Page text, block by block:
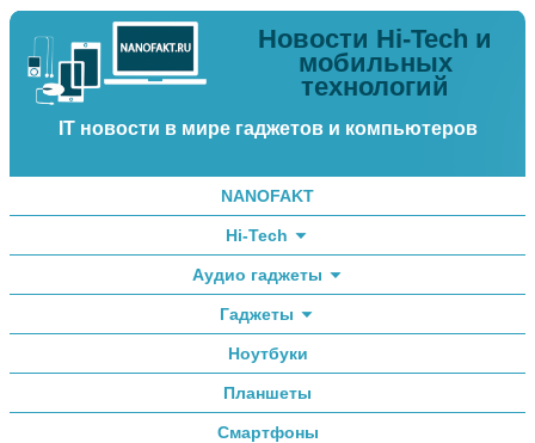
Новости Hi-Tech и
мобильных
технологий
IT новости в мире гаджетов и компьютеров
NANOFAKT
Hi-Tech
Аудио гаджеты
Гаджеты
Ноутбуки
Планшеты
Смартфоны